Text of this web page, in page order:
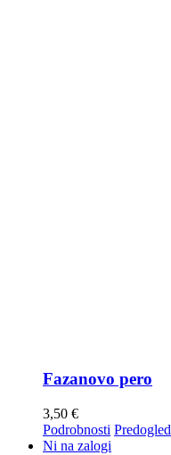
Fazanovo pero
3,50 €
Podrobnosti Predogled
Ni na zalogi